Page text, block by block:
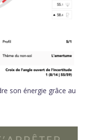
son énergie grâce au